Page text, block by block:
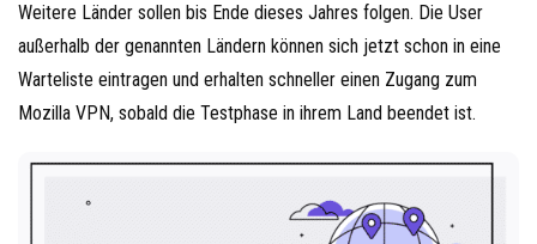
Weitere Länder sollen bis Ende dieses Jahres folgen. Die User
außerhalb der genannten Ländern können sich jetzt schon in eine
Warteliste eintragen und erhalten schneller einen Zugang zum
Mozilla VPN, sobald die Testphase in ihrem Land beendet ist.